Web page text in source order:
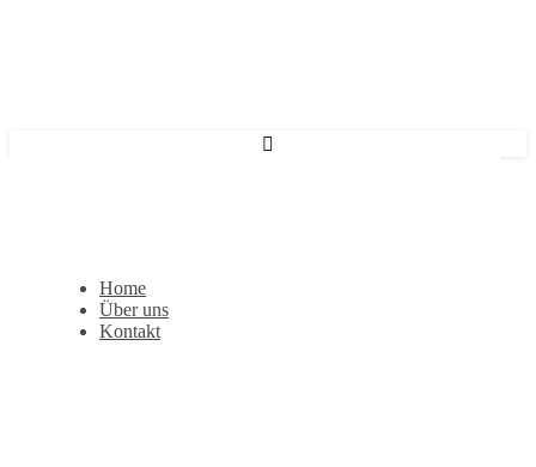
Home
Über uns
Kontakt